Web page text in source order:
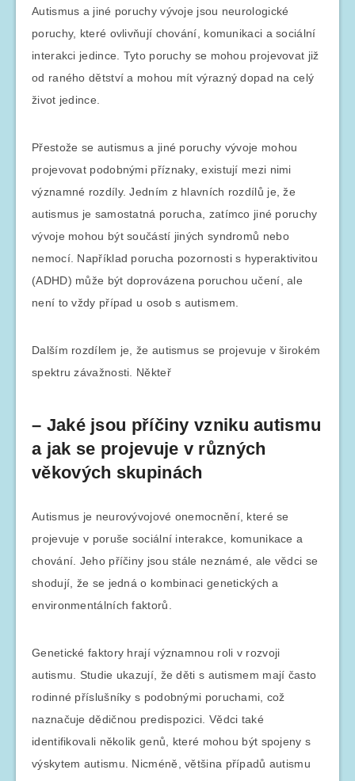
Autismus a jiné poruchy vývoje jsou neurologické
poruchy, které ovlivňují chování, komunikaci a sociální
interakci jedince. Tyto poruchy se mohou projevovat již
od raného dětství a mohou mít výrazný dopad na celý
život jedince.
Přestože se autismus a jiné poruchy vývoje mohou
projevovat podobnými příznaky, existují mezi nimi
významné rozdíly. Jedním z hlavních rozdílů je, že
autismus je samostatná porucha, zatímco jiné poruchy
vývoje mohou být součástí jiných syndromů nebo
nemocí. Například porucha pozornosti s hyperaktivitou
(ADHD) může být doprovázena poruchou učení, ale
není to vždy případ u osob s autismem.
Dalším rozdílem je, že autismus se projevuje v širokém
spektru závažnosti. Někteř
– Jaké jsou příčiny vzniku autismu
a jak se projevuje v různých
věkových skupinách
Autismus je neurovývojové onemocnění, které se
projevuje v poruše sociální interakce, komunikace a
chování. Jeho příčiny jsou stále neznámé, ale vědci se
shodují, že se jedná o kombinaci genetických a
environmentálních faktorů.
Genetické faktory hrají významnou roli v rozvoji
autismu. Studie ukazují, že děti s autismem mají často
rodinné příslušníky s podobnými poruchami, což
naznačuje dědičnou predispozici. Vědci také
identifikovali několik genů, které mohou být spojeny s
výskytem autismu. Nicméně, většina případů autismu